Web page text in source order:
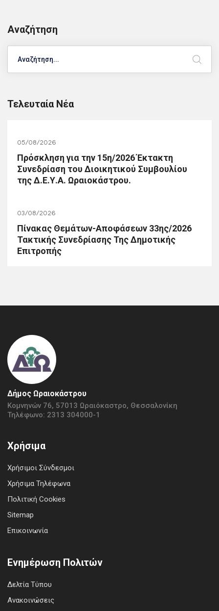
Αναζήτηση
Τελευταία Νέα
05/08/2026
Πρόσκληση για την 15η/2026 Έκτακτη
Συνεδρίαση του Διοικητικού Συμβουλίου
της Δ.Ε.Υ.Α. Ωραιοκάστρου.
03/08/2026
Πίνακας Θεμάτων-Αποφάσεων 33ης/2026
Τακτικής Συνεδρίασης Της Δημοτικής
Επιτροπής
Δήμος Ωραιοκάστρου
Κομνηνών 76, 57013 Ωραιόκαστρο, Θεσσαλονίκη
Τηλέφωνο: 2313 304000-1
Χρήσιμα
Χρήσιμοι Σύνδεσμοι
Χρήσιμα Τηλέφωνα
Πολιτική Cookies
Sitemap
Επικοινωνία
Ενημέρωση Πολιτών
Δελτία Τύπου
Ανακοινώσεις